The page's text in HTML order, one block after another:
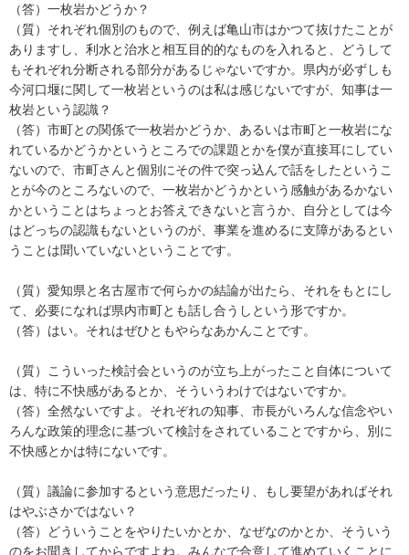
（答）一枚岩かどうか？
（質）それぞれ個別のもので、例えば亀山市はかつて抜けたことが
ありますし、利水と治水と相互目的的なものを入れると、どうして
もそれぞれ分断される部分があるじゃないですか。県内が必ずしも
今河口堰に関して一枚岩というのは私は感じないですが、知事は一
枚岩という認識？
（答）市町との関係で一枚岩かどうか、あるいは市町と一枚岩にな
れているかどうかというところでの課題とかを僕が直接耳にしてい
ないので、市町さんと個別にその件で突っ込んで話をしたというこ
とが今のところないので、一枚岩かどうかという感触があるかない
かということはちょっとお答えできないと言うか、自分としては今
はどっちの認識もないというのが、事業を進めるに支障があるとい
うことは聞いていないということです。
（質）愛知県と名古屋市で何らかの結論が出たら、それをもとにし
て、必要になれば県内市町とも話し合うしという形ですか。
（答）はい。それはぜひともやらなあかんことです。
（質）こういった検討会というのが立ち上がったこと自体について
は、特に不快感があるとか、そういうわけではないですか。
（答）全然ないですよ。それぞれの知事、市長がいろんな信念やい
ろんな政策的理念に基づいて検討をされていることですから、別に
不快感とかは特にないです。
（質）議論に参加するという意思だったり、もし要望があればそれ
はやぶさかではない？
（答）どういうことをやりたいかとか、なぜなのかとか、そういう
のをお聞きしてからですよね。みんなで合意して進めていくことに